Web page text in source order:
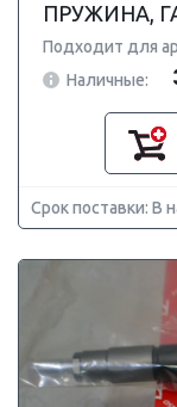
ПРУЖИНА,
Подходит для
Наличные:
Срок поставки: В